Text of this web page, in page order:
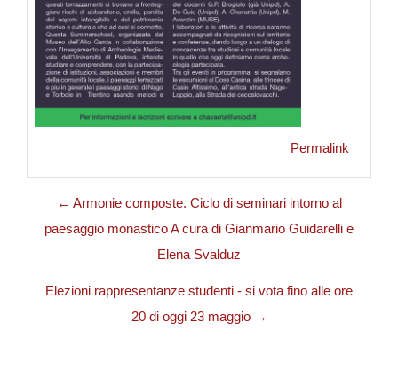
Permalink
← Armonie composte. Ciclo di seminari intorno al
paesaggio monastico A cura di Gianmario Guidarelli e
Elena Svalduz
Elezioni rappresentanze studenti - si vota fino alle ore
20 di oggi 23 maggio →